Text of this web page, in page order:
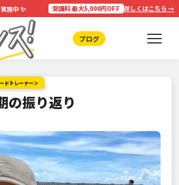
施中✨ 受講料 最大5,000円OFF 詳しくはこちら →
ブログ
ドトレーナー＞
の振り返り